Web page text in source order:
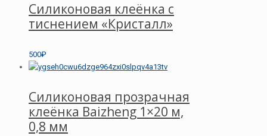
Силиконовая клеёнка с
тиснением «Кристалл»
500₽
Силиконовая прозрачная
клеёнка Baizheng 1×20 м,
0,8 мм